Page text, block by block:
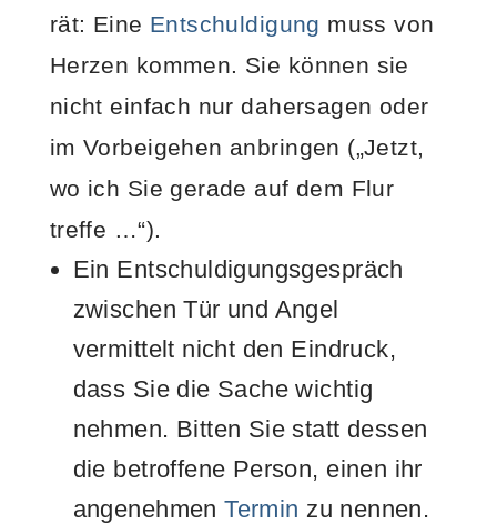
rät: Eine Entschuldigung muss von
Herzen kommen. Sie können sie
nicht einfach nur dahersagen oder
im Vorbeigehen anbringen („Jetzt,
wo ich Sie gerade auf dem Flur
treffe …“).
Ein Entschuldigungsgespräch
zwischen Tür und Angel
vermittelt nicht den Eindruck,
dass Sie die Sache wichtig
nehmen. Bitten Sie statt dessen
die betroffene Person, einen ihr
angenehmenTermin zu nennen.